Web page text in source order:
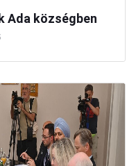
Ada községben